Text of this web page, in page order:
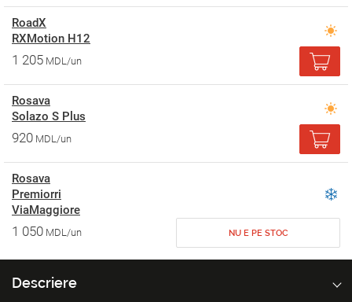
RoadX
RXMotion H12
1 205 MDL/un
Rosava
Solazo S Plus
920 MDL/un
Rosava
Premiorri
ViaMaggiore
1 050 MDL/un NU E PE STOC
Descriere